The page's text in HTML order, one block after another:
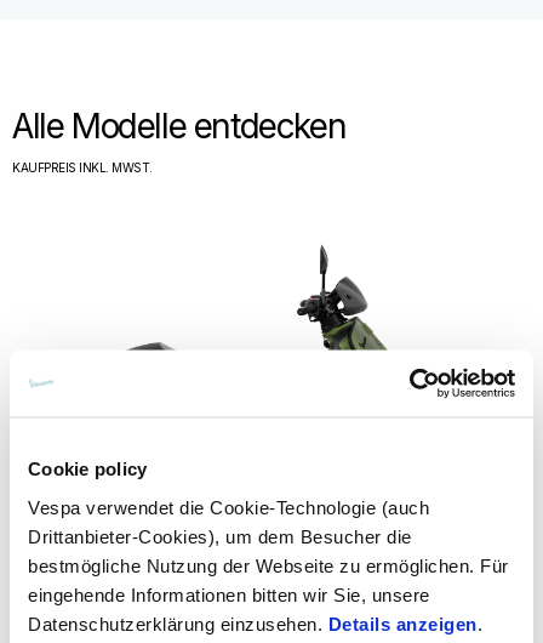
Cookie policy
Vespa verwendet die Cookie-Technologie (auch
Drittanbieter-Cookies), um dem Besucher die
bestmögliche Nutzung der Webseite zu ermöglichen. Für
eingehende Informationen bitten wir Sie, unsere
Datenschutzerklärung einzusehen. Details anzeigen
Alle Modelle entdecken
KAUFPREIS INKL. MWST.
Vespa GTV 310